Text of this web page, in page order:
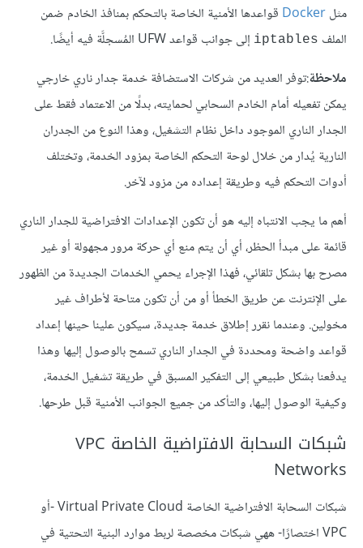
مثلDocker قواعدها الأمنية الخاصة بالتحكم بمنافذ الخادم ضمن
الملف iptables إلى جوانب قواعد UFW المُسجلَّة فيه أيضًا.
ملاحظة:توفر العديد من شركات الاستضافة خدمة جدار ناري خارجي
يمكن تفعيله أمام الخادم السحابي لحمايته، بدلًا من الاعتماد فقط على
الجدار الناري الموجود داخل نظام التشغيل، وهذا النوع من الجدران
النارية يُدار من خلال لوحة التحكم الخاصة بمزود الخدمة، وتختلف
أدوات التحكم فيه وطريقة إعداده من مزود لآخر.
أهم ما يجب الانتباه إليه هو أن تكون الإعدادات الافتراضية للجدار الناري
قائمة على مبدأ الحظر، أي أن يتم منع أي حركة مرور مجهولة أو غير
مصرح بها بشكل تلقائي، فهذا الإجراء يحمي الخدمات الجديدة من الظهور
على الإنترنت عن طريق الخطأ أو من أن تكون متاحة لأطراف غير
مخولين. وعندما نقرر إطلاق خدمة جديدة، سيكون علينا حينها إعداد
قواعد واضحة ومحددة في الجدار الناري تسمح بالوصول إليها وهذا
يدفعنا بشكل طبيعي إلى التفكير المسبق في طريقة تشغيل الخدمة،
وكيفية الوصول إليها، والتأكد من جميع الجوانب الأمنية قبل طرحها.
شبكات السحابة الافتراضية الخاصة VPC
Networks
شبكات السحابة الافتراضية الخاصة Virtual Private Cloud -أو
VPC اختصارًا- ههي شبكات مخصصة لربط موارد البنية التحتية في